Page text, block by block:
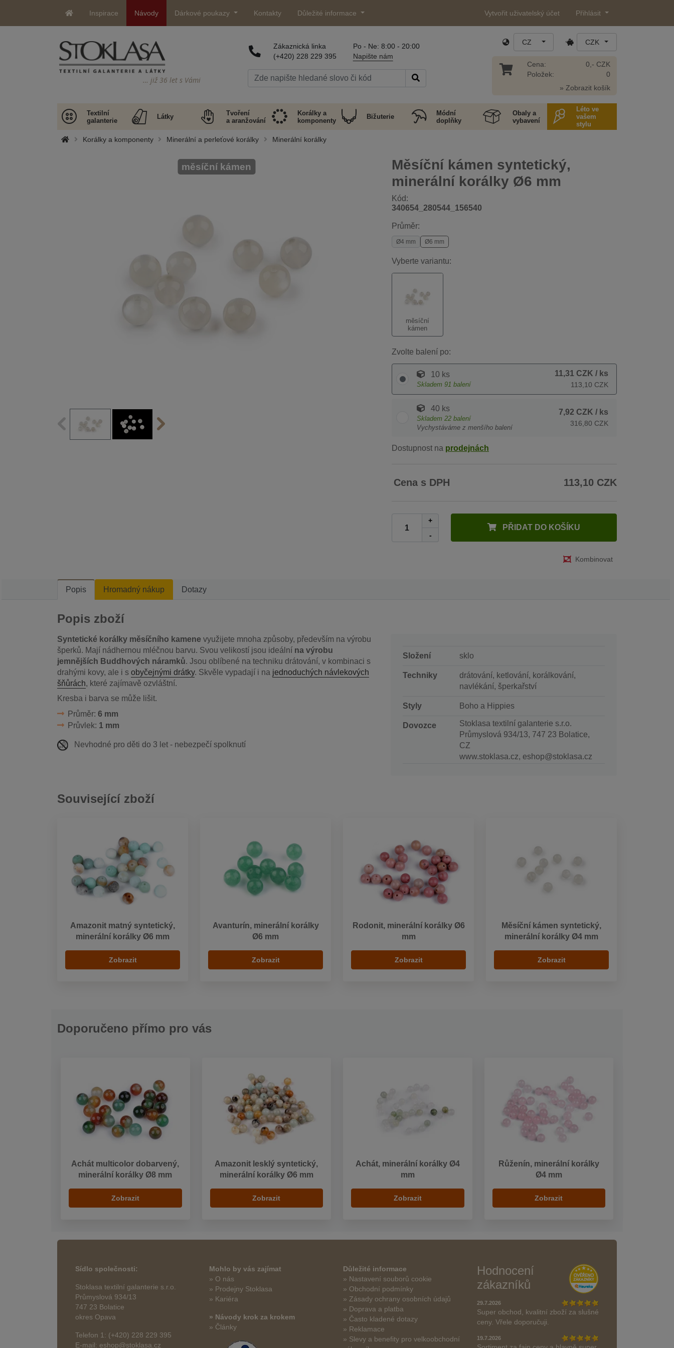
Inspirace Návody Dárkové poukazy Kontakty Důležité informace Vytvořit uživatelský účet Přihlásit
… již 36 let s Vámi
Zákaznická linka
(+420) 228 229 395
Po - Ne: 8:00 - 20:00
Napište nám
CZ CZK
Cena:
Položek:
0,- CZK
0
» Zobrazit košík
Textilní
galanterie
Látky
Tvoření
a aranžování
Korálky a
komponenty
Bižuterie
Módní
doplňky
Obaly a
vybavení
Léto ve
vašem
stylu
Korálky a komponenty Minerální a perleťové korálky Minerální korálky
Měsíční kámen syntetický,
minerální korálky Ø6 mm
Kód:
340654_280544_156540
měsíční kámen
Průměr:
Ø4 mm Ø6 mm
Vyberte variantu:
měsíční
kámen
Zvolte balení po:
10 ks
Skladem 91 balení
11,31 CZK / ks
113,10 CZK
40 ks
Skladem 22 balení
Vychystáváme z menšího balení
7,92 CZK / ks
316,80 CZK
Dostupnost na prodejnách
Cena s DPH 113,10 CZK
+
-
PŘIDAT DO KOŠÍKU
Kombinovat
Popis Hromadný nákup Dotazy
Popis zboží
Syntetické korálky měsíčního kamene využijete mnoha způsoby, především na výrobu
šperků. Mají nádhernou mléčnou barvu. Svou velikostí jsou ideální na výrobu
jemnějších Buddhových náramků. Jsou oblíbené na techniku drátování, v kombinaci s
drahými kovy, ale i s obyčejnými drátky. Skvěle vypadají i na jednoduchých návlekových
šňůrách, které zajímavě ozvláštní.
Kresba i barva se může lišit.
Průměr: 6 mm
Průvlek: 1 mm
Nevhodné pro děti do 3 let - nebezpečí spolknutí
Složení sklo
Techniky
drátování, ketlování, korálkování,
navlékání, šperkařství
Styly Boho a Hippies
Dovozce
Stoklasa textilní galanterie s.r.o.
Průmyslová 934/13, 747 23 Bolatice,
CZ
www.stoklasa.cz, eshop@stoklasa.cz
Související zboží
Amazonit matný syntetický,
minerální korálky Ø6 mm
Zobrazit
Avanturín, minerální korálky
Ø6 mm
Zobrazit
Rodonit, minerální korálky Ø6
mm
Zobrazit
Měsíční kámen syntetický,
minerální korálky Ø4 mm
Zobrazit
Doporučeno přímo pro vás
Achát multicolor dobarvený,
minerální korálky Ø8 mm
Zobrazit
Amazonit lesklý syntetický,
minerální korálky Ø6 mm
Zobrazit
Achát, minerální korálky Ø4
mm
Zobrazit
Růženín, minerální korálky
Ø4 mm
Zobrazit
Sídlo společnosti:
Stoklasa textilní galanterie s.r.o.
Průmyslová 934/13
747 23 Bolatice
okres Opava
Telefon 1: (+420) 228 229 395
E-mail: eshop@stoklasa.cz
Mohlo by vás zajímat
» O nás
» Prodejny Stoklasa
» Kariéra
» Návody krok za krokem
» Články
Důležité informace
» Nastavení souborů cookie
» Obchodní podmínky
» Zásady ochrany osobních údajů
» Doprava a platba
» Často kladené dotazy
» Reklamace
» Slevy a benefity pro velkoobchodní
Hodnocení
zákazníků
29.7.2026
Super obchod, kvalitní zboží za slušné
ceny. Vřele doporučuji.
19.7.2026